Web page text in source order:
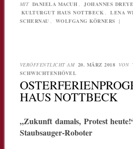
MIT DANIELA MACUH , JOHANNES
KULTURGUT HAUS NOTTBECK , LENA
SCHERNAU , WOLFGANG KÖRNERS |
VERÖFFENTLICHT AM 20. MÄRZ 2018 VON
SCHWICHTENHÖVEL
HAUS NOTTBECK
„Zukunft damals, Protest
Staubsauger-Roboter